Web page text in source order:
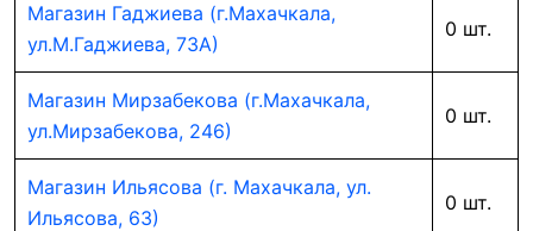
Магазин Гаджиева (г.Махачкала,
ул.М.Гаджиева, 73А)
0 шт.
Магазин Мирзабекова (г.Махачкала,
ул.Мирзабекова, 246)
0 шт.
Магазин Ильясова (г. Махачкала, ул.
Ильясова, 63)
0 шт.